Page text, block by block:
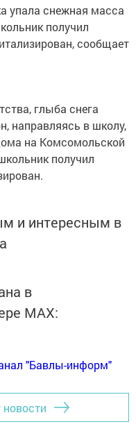
упала снежная масса
получил
сообщает
глыба снега
направляясь в школу,
на Комсомольской
получил
и интересным в
в
MАХ:
"Бавлы-информ"
новости